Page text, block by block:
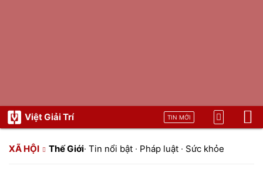
Việt Giải Trí TIN MỚI
XÃ HỘI Thế Giới· Tin nổi bật · Pháp luật · Sức khỏe